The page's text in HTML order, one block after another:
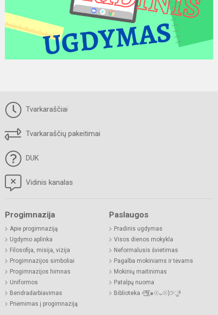
Tvarkaraščiai
Tvarkaraščių pakeitimai
DUK
Vidinis kanalas
Progimnazija
Apie progimnaziją
Ugdymo aplinka
Filosofija, misija, vizija
Progimnazijos simboliai
Progimnazijos himnas
Uniformos
Bendradarbiavimas
Priėmimas į progimnaziją
Paslaugos
Pradinis ugdymas
Visos dienos mokykla
Neformalusis švietimas
Pagalba mokiniams ir tėvams
Mokinių maitinimas
Patalpų nuoma
Biblioteka =͟͟͞͞٩(๑☉ᴗ☉)੭ु⁾⁾